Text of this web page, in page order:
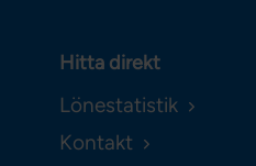
Hitta direkt
Lönestatistik
Kontakt